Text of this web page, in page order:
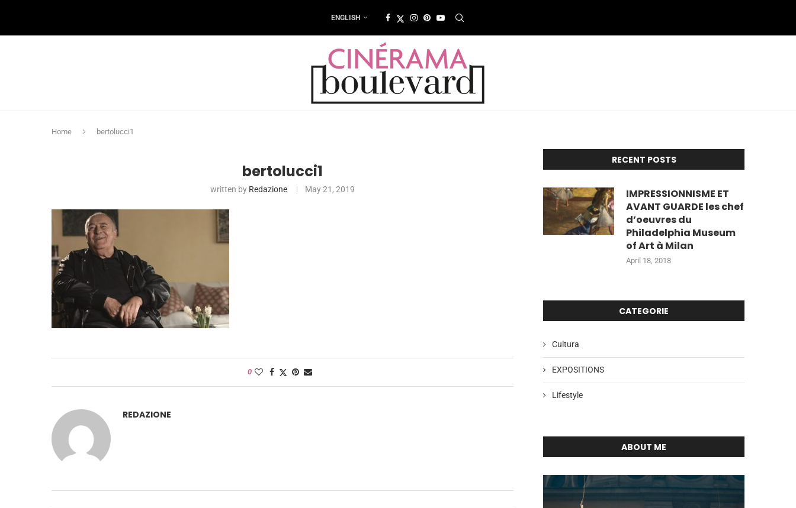
ENGLISH
Home bertolucci1
bertolucci1
written by Redazione May 21, 2019
0
REDAZIONE
RECENT POSTS
IMPRESSIONNISME ET
AVANT GUARDE les chef
d’oeuvres du
Philadelphia Museum
of Art à Milan
April 18, 2018
CATEGORIE
Cultura
EXPOSITIONS
Lifestyle
ABOUT ME